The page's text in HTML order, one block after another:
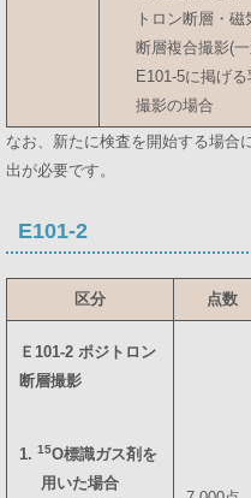
トロン断層・
断層複合撮影(
E101-5に掲げ
撮影の場合
なお、新たに検査を開始する場合
出が必要です。
E101-2
区分 点数
Ｅ101-2 ポジトロン
断層撮影
1. 15O標識ガス剤を
用いた場合